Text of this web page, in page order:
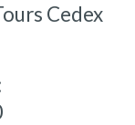
Cedex